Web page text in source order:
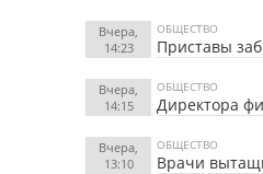
Вчера,
14:23
ОБЩЕСТВО
Приставы
Вчера,
14:15
ОБЩЕСТВО
Директора
Вчера,
13:10
ОБЩЕСТВО
Врачи